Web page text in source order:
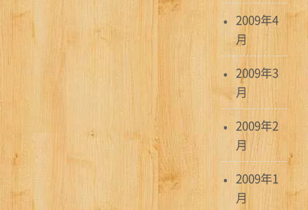
2009年4
月
2009年3
月
2009年2
月
2009年1
月